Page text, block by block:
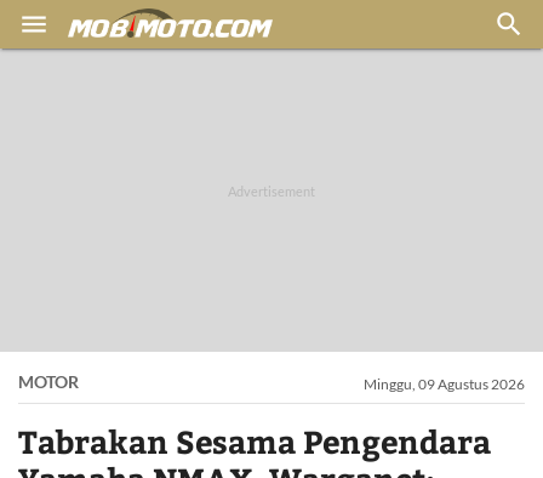
 
MOTOR Minggu, 09 Agustus 2026
Tabrakan Sesama Pengendara